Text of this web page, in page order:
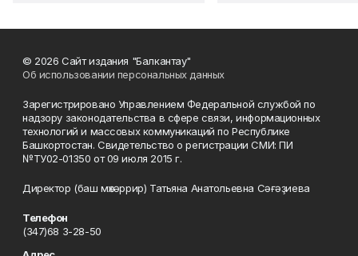
© 2026 Сайт издания "Балкантау"
Об использовании персональных данных
Зарегистрировано Управлением Федеральной службой по
надзору законодательства в сфере связи, информационных
технологий и массовых коммуникаций по Республике
Башкортостан. Свидетельство о регистрации СМИ: ПИ
№ТУ02-01350 от 09 июля 2015 г.
Директор (баш мөхәррир) Татьяна Анатольевна Сәғәҙиева
Телефон
(347)68 3-28-50